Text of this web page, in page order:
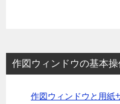
作図ウィンドウの基本操
作図ウィンドウと用紙